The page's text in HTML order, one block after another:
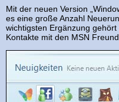
Mit der neuen Version
es eine große Anzahl
wichtigsten Ergänzung
Kontakte mit den MSN